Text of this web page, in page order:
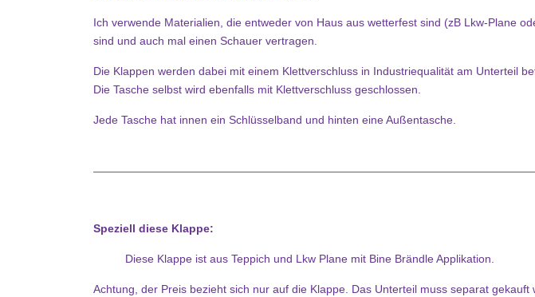
Ich verwende Materialien, die entweder von Haus aus wetterfest sind (zB Lkw-Plane
sind und auch mal einen Schauer vertragen.
Die Klappen werden dabei mit einem Klettverschluss in Industriequalität am Unterteil
Die Tasche selbst wird ebenfalls mit Klettverschluss geschlossen.
Jede Tasche hat innen ein Schlüsselband und hinten eine Außentasche.
Speziell diese Klappe:
Diese Klappe ist aus Teppich und Lkw Plane mit Bine Brändle Applikation.
Achtung, der Preis bezieht sich nur auf die Klappe. Das Unterteil muss separat gekauft